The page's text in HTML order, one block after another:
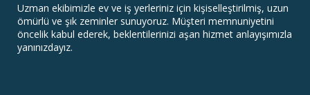
Uzman ekibimizle ev ve iş yerleriniz için kişiselleştirilmiş, uzun
ömürlü ve şık zeminler sunuyoruz. Müşteri memnuniyetini
öncelik kabul ederek, beklentilerinizi aşan hizmet anlayışımızla
yanınızdayız.